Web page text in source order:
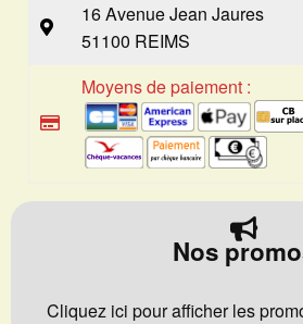
16 Avenue Jean Jaures
51100 REIMS
Moyens de paiement :
Nos
Cliquez ici pour afficher les